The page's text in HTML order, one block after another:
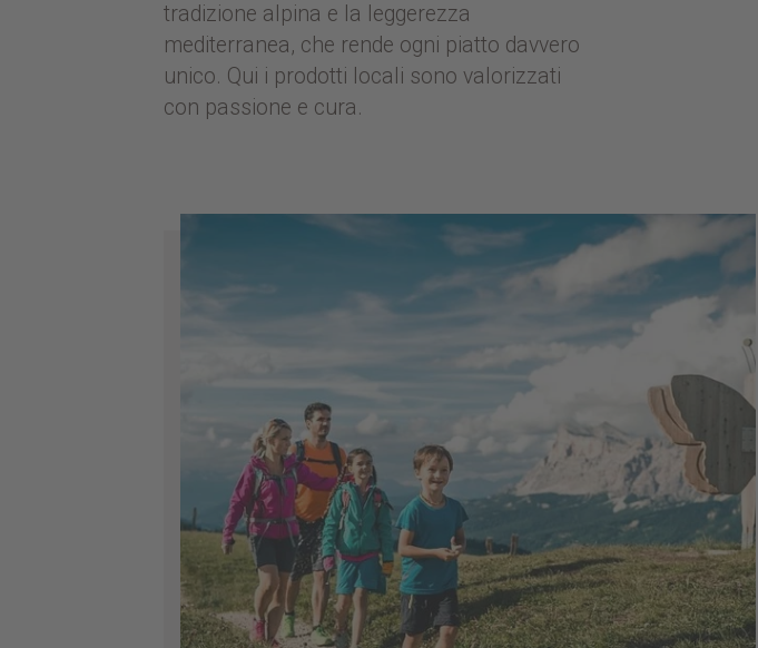
tradizione alpina e la leggerezza
mediterranea, che rende ogni piatto davvero
unico. Qui i prodotti locali sono valorizzati
con passione e cura.